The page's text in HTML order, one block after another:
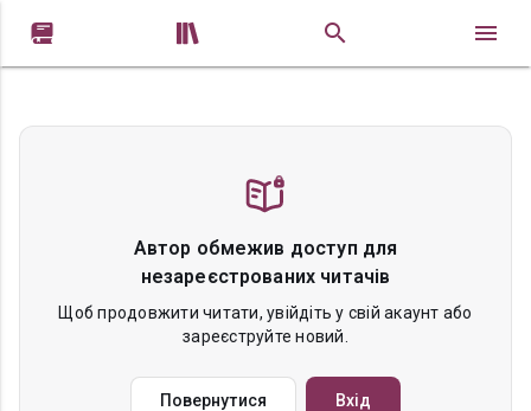
 
Автор обмежив доступ для
незареєстрованих читачів
Щоб продовжити читати, увійдіть у свій акаунт або
зареєструйте новий.
Повернутися Вхід